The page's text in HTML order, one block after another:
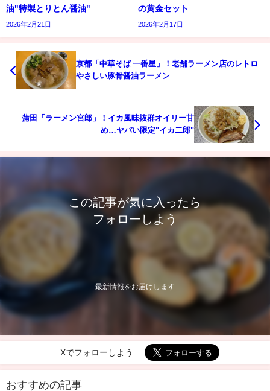
油"特製とりとん醤油"
2026年2月21日
の黄金セット
2026年2月17日
京都「中華そば 一番星」！老舗ラーメン店のレトロ
やさしい豚骨醤油ラーメン
蒲田「ラーメン宮郎」！イカ風味抜群オイリー甘
め…ヤバい限定"イカ二郎"
この記事が気に入ったら
フォローしよう
最新情報をお届けします
Xでフォローしよう
おすすめの記事